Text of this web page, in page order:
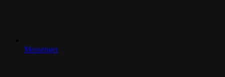
Messenger